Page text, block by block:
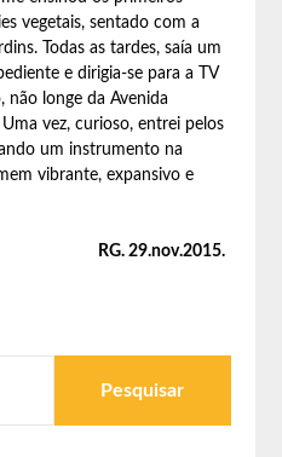
vegetais, sentado com a
Todas as tardes, saía um
e dirigia-se para a TV
não longe da Avenida
vez, curioso, entrei pelos
um instrumento na
vibrante, expansivo e
RG. 29.nov.2015.